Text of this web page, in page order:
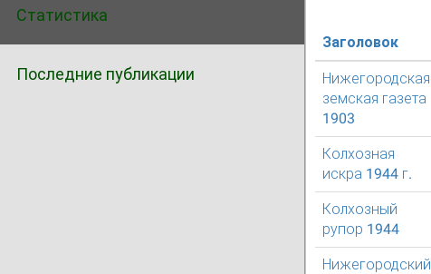
Статистика
Последние публикации
Заголовок
Нижегородская
земская газета
1903
Колхозная
искра 1944 г.
Колхозный
рупор 1944
Нижегородский